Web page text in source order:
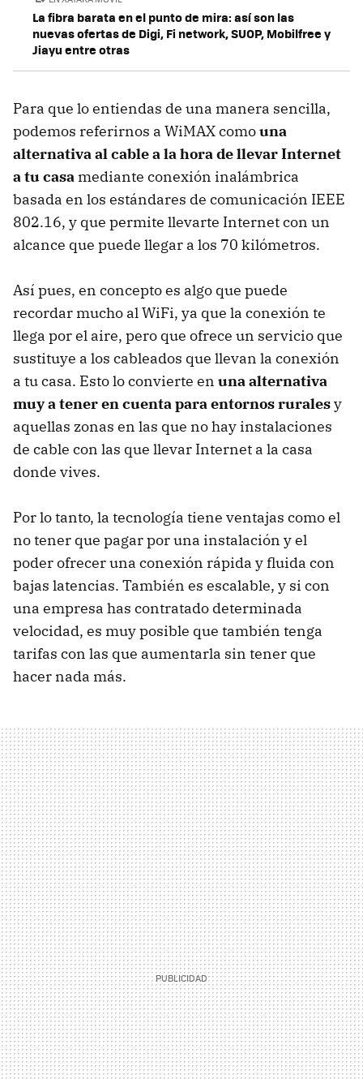
La fibra barata en el punto de mira: así son las
nuevas ofertas de Digi, Fi network, SUOP, Mobilfree y
Jiayu entre otras
Para que lo entiendas de una manera sencilla,
podemos referirnos a WiMAX comouna
alternativa al cable a la hora de llevar Internet
a tu casa mediante conexión inalámbrica
basada en los estándares de comunicación IEEE
802.16, y que permite llevarte Internet con un
alcance que puede llegar a los 70 kilómetros.
Así pues, en concepto es algo que puede
recordar mucho al WiFi, ya que la conexión te
llega por el aire, pero que ofrece un servicio que
sustituye a los cableados que llevan la conexión
a tu casa. Esto lo convierte en una alternativa
muy a tener en cuenta para entornos ruralesy
aquellas zonas en las que no hay instalaciones
de cable con las que llevar Internet a la casa
donde vives.
Por lo tanto, la tecnología tiene ventajas como el
no tener que pagar por una instalación y el
poder ofrecer una conexión rápida y fluida con
bajas latencias. También es escalable, y si con
una empresa has contratado determinada
velocidad, es muy posible que también tenga
tarifas con las que aumentarla sin tener que
hacer nada más.